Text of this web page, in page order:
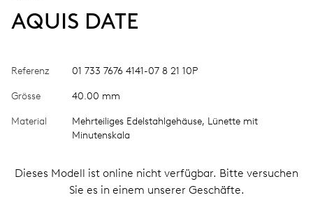
AQUIS DATE
Referenz 01 733 7676 4141-07 8 21 10P
Grösse 40.00 mm
Material
Mehrteiliges Edelstahlgehäuse, Lünette mit
Minutenskala
Dieses Modell ist online nicht verfügbar. Bitte versuchen
Sie es in einem unserer Geschäfte.